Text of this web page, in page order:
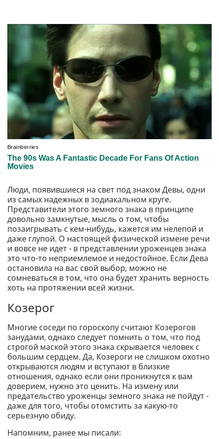
Люди, появившиеся на свет под знаком Девы, одни
из самых надежных в зодиакальном круге.
Представители этого земного знака в принципе
довольно замкнутые, мысль о том, чтобы
позаигрывать с кем-нибудь, кажется им нелепой и
даже глупой. О настоящей физической измене речи
и вовсе не идет - в представлении уроженцев знака
это что-то неприемлемое и недостойное. Если Дева
остановила на вас свой выбор, можно не
сомневаться в том, что она будет хранить верность
хоть на протяжении всей жизни.
Козерог
Многие соседи по гороскопу считают Козерогов
занудами, однако следует помнить о том, что под
строгой маской этого знака скрывается человек с
большим сердцем. Да, Козероги не слишком охотно
открываются людям и вступают в близкие
отношения, однако если они проникнутся к вам
доверием, нужно это ценить. На измену или
предательство уроженцы земного знака не пойдут -
даже для того, чтобы отомстить за какую-то
серьезную обиду.
Напомним, ранее мы писали: